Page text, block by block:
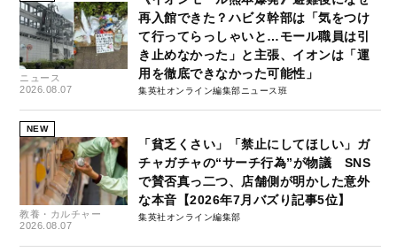
ニュース
2026.08.07
再入館できた？ハビタ幹部は「気をつけ
て行ってらっしゃいと…モール職員は引
き止めなかった」と主張、イオンは「運
用を徹底できなかった可能性」
集英社オンライン編集部ニュース班
NEW
教養・カルチャー
2026.08.07
「貧乏くさい」「禁止にしてほしい」ガ
チャガチャの“サーチ行為”が物議 SNS
で賛否真っ二つ、店舗側が明かした意外
な本音【2026年7月バズり記事5位】
集英社オンライン編集部